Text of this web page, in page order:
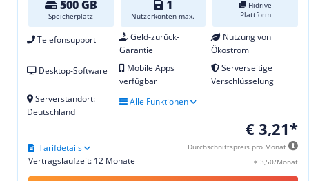
500 GB
Speicherplatz
1
Nutzerkonten max.
Hidrive
Plattform
Telefonsupport
Geld-zurück-
Garantie
Nutzung von
Ökostrom
Desktop-Software
Mobile Apps
verfügbar
Serverseitige
Verschlüsselung
Serverstandort:
Deutschland
Alle Funktionen
€ 3,21*
Durchschnittspreis pro Monat
€ 3,50/Monat
Vertragslaufzeit: 12 Monate
Tarifdetails